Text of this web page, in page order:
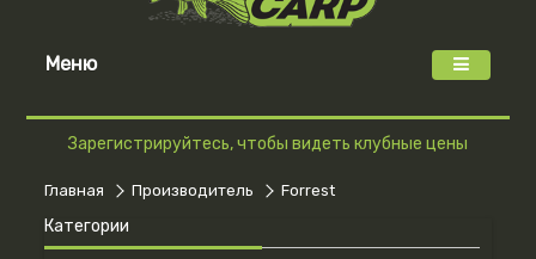
Меню
Зарегистрируйтесь, чтобы видеть клубные цены
Главная Производитель Forrest
Категории